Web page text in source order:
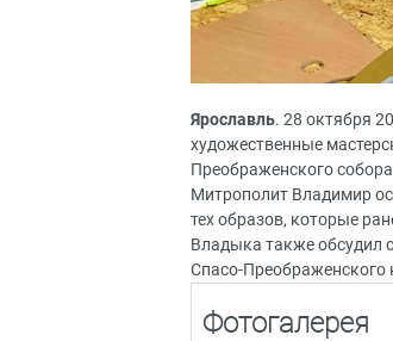
Ярославль. 28 октября
художественные
Преображенского
Митрополит Владимир
тех образов, которые
Владыка также обсудил
Спасо-Преображенского
Фотогалерея